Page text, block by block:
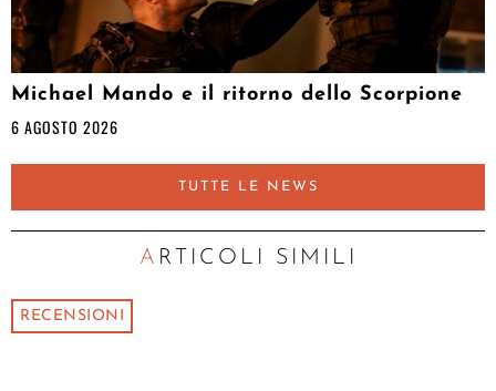
Michael Mando e il ritorno dello Scorpione
6 AGOSTO 2026
TUTTE LE NEWS
ARTICOLI SIMILI
RECENSIONI